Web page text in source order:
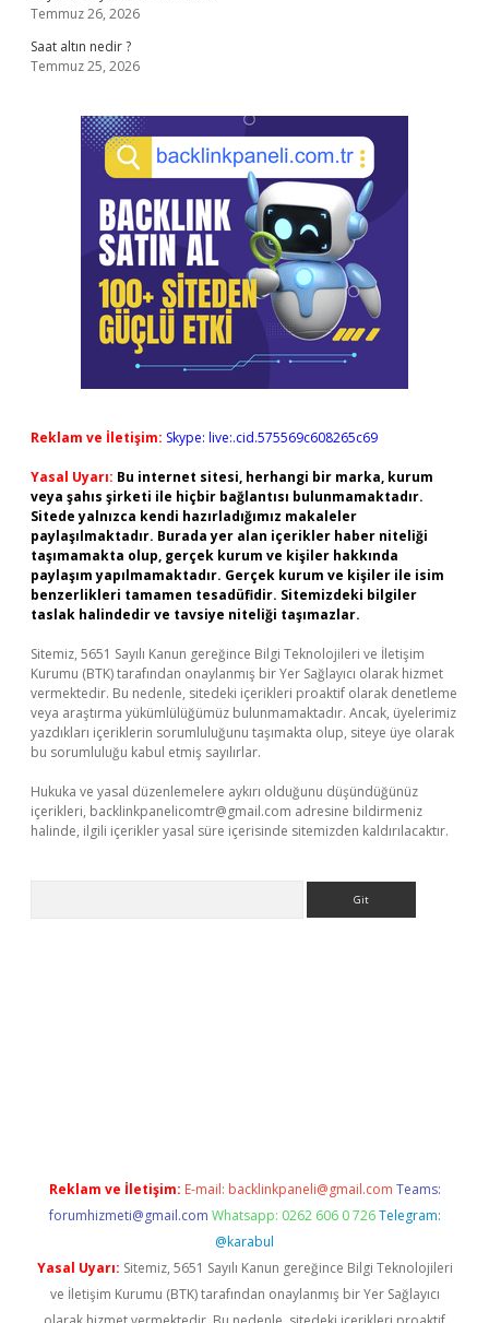
Temmuz 26, 2026
Saat altın nedir ?
Temmuz 25, 2026
Reklam ve İletişim: Skype: live:.cid.575569c608265c69
Yasal Uyarı: Bu internet sitesi, herhangi bir marka, kurum
veya şahıs şirketi ile hiçbir bağlantısı bulunmamaktadır.
Sitede yalnızca kendi hazırladığımız makaleler
paylaşılmaktadır. Burada yer alan içerikler haber niteliği
taşımamakta olup, gerçek kurum ve kişiler hakkında
paylaşım yapılmamaktadır. Gerçek kurum ve kişiler ile isim
benzerlikleri tamamen tesadüfidir. Sitemizdeki bilgiler
taslak halindedir ve tavsiye niteliği taşımazlar.
Sitemiz, 5651 Sayılı Kanun gereğince Bilgi Teknolojileri ve İletişim
Kurumu (BTK) tarafından onaylanmış bir Yer Sağlayıcı olarak hizmet
vermektedir. Bu nedenle, sitedeki içerikleri proaktif olarak denetleme
veya araştırma yükümlülüğümüz bulunmamaktadır. Ancak, üyelerimiz
yazdıkları içeriklerin sorumluluğunu taşımakta olup, siteye üye olarak
bu sorumluluğu kabul etmiş sayılırlar.
Hukuka ve yasal düzenlemelere aykırı olduğunu düşündüğünüz
içerikleri, backlinkpanelicomtr@gmail.com adresine bildirmeniz
halinde, ilgili içerikler yasal süre içerisinde sitemizden kaldırılacaktır.
Reklam ve İletişim: E-mail: backlinkpaneli@gmail.com Teams:
forumhizmeti@gmail.com Whatsapp: 0262 606 0 726 Telegram:
@karabul
Yasal Uyarı: Sitemiz, 5651 Sayılı Kanun gereğince Bilgi Teknolojileri
ve İletişim Kurumu (BTK) tarafından onaylanmış bir Yer Sağlayıcı